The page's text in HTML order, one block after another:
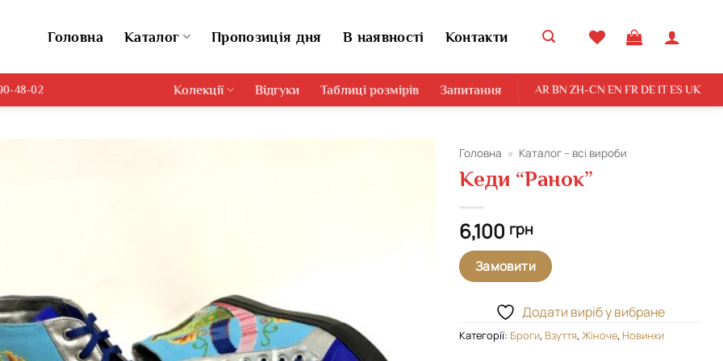
Головна Каталог Пропозиція дня В наявності Контакти
48-02 Колекції Відгуки Таблиці розмірів Запитання AR BN ZH-CN EN FR DE IT ES UK
Головна » Каталог – всі вироби
Кеди “Ранок”
6,100 грн
Замовити
Додати виріб у вибране
Категорії: Броги, Взуття, Жіноче, Новинки